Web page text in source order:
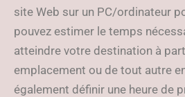
site Web sur un PC/ordinateur
pouvez estimer le temps
atteindre votre destination à
emplacement ou de tout autre
également définir une heure de